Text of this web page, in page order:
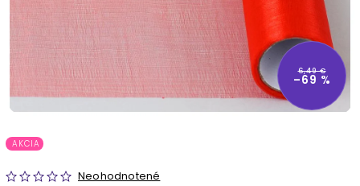
6,49 €
–69 %
AKCIA
Neohodnotené